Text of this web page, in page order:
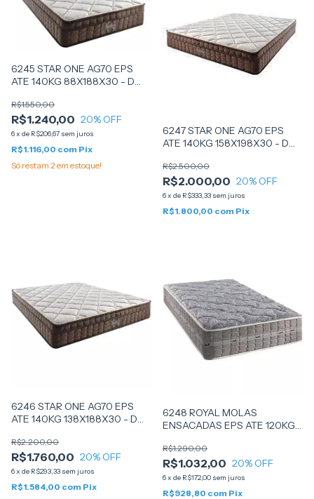
6245 STAR ONE AG70 EPS
ATE 140KG 88X188X30 - D
R$1.240,00
R$1.550,00
20% OFF
6x de R$206,67 sem juros
R$1.116,00 com Pix
Só restam 2em estoque!
6247 STAR ONE AG70 EPS
ATE 140KG 158X198X30 - D
R$2.000,00
R$2.500,00
20% OFF
6x de R$333,33 sem juros
R$1.800,00 com Pix
6246 STAR ONE AG70 EPS
ATE 140KG 138X188X30 - D
R$1.760,00
R$2.200,00
20% OFF
6x de R$293,33 sem juros
R$1.584,00 com Pix
6248 ROYAL MOLAS
ENSACADAS EPS ATE 120KG
R$1.032,00
R$1.290,00
20% OFF
6x de R$172,00 sem juros
R$928,80 com Pix